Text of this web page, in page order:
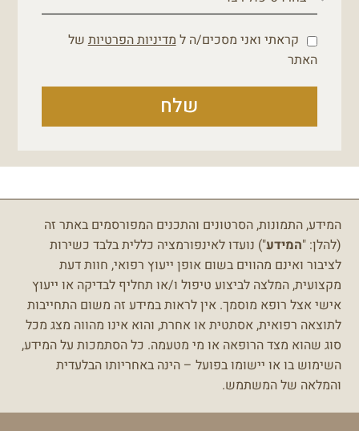
קראתי ואני מסכים/ה ל מדיניות הפרטיות של
האתר
שלח
המידע, התמונות, הסרטונים והתכנים המפורסמים באתר זה
(להלן: "המידע") נועדו לאינפורמציה כללית בלבד כשירות
לציבור ואינם מהווים בשום אופן ייעוץ רפואי, חוות דעת
מקצועית, המלצה לביצוע טיפול ו/או תחליף לבדיקה או ייעוץ
אישי אצל רופא מוסמך. אין לראות במידע זה משום התחייבות
לתוצאה רפואית, אסתטית או אחרת, והוא אינו מהווה מצג מכל
סוג שהוא מצד הרופאה או מי מטעמה. כל הסתמכות על המידע,
השימוש בו או יישומו בפועל – הינה באחריותו הבלעדית
והמלאה של המשתמש.